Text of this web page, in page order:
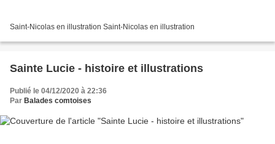
Saint-Nicolas en illustration Saint-Nicolas en illustration
Sainte Lucie - histoire et illustrations
Publié le 04/12/2020 à 22:36
Par Balades comtoises